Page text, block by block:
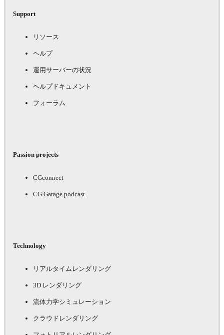
Support
リソース
ヘルプ
運用サーバーの状況
ヘルプドキュメント
フォーラム
Passion projects
CGconnect
CG Garage podcast
Technology
リアルタイムレンダリング
3D レンダリング
流体力学シミュレーション
クラウドレンダリング